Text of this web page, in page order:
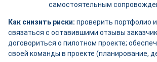
самостоятельным
Как снизить риски: проверить портфолио
связаться с оставившими отзывы
договориться о пилотном проекте;
своей команды в проекте (планирование,